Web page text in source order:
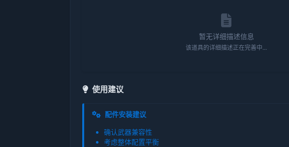
暂无详细描述信息
该道具的详细描述正在完善中...
使用建议
配件安装建议
确认武器兼容性
考虑整体配置平衡